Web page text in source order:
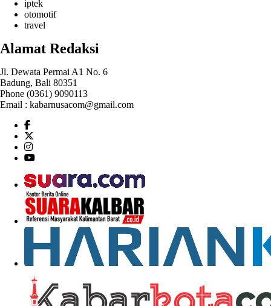
iptek
otomotif
travel
Alamat Redaksi
Jl. Dewata Permai A1 No. 6
Badung, Bali 80351
Phone (0361) 9090113
Email : kabarnusacom@gmail.com